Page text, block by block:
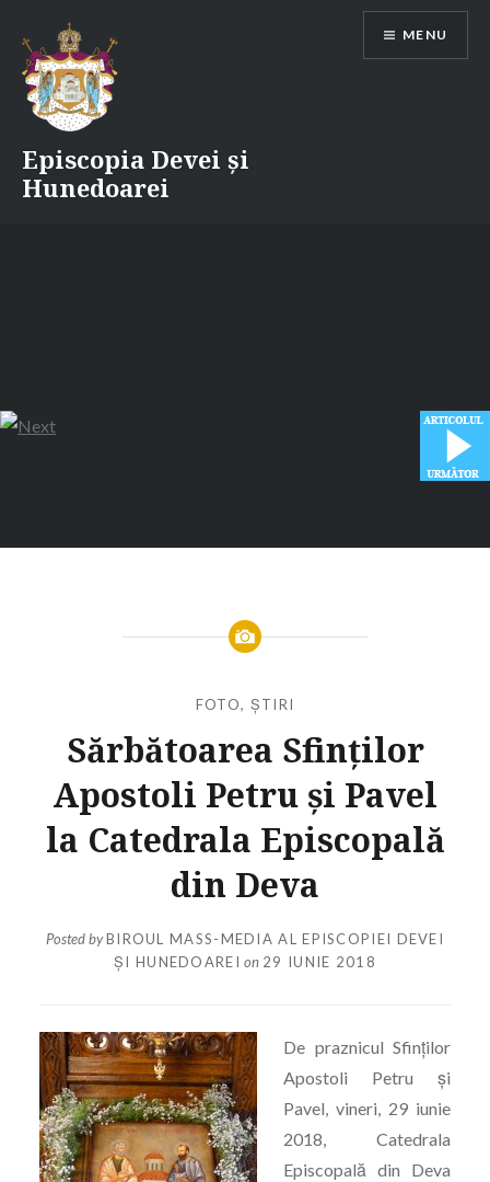
content
Episcopia Devei și
Hunedoarei
MENU
FOTO, ȘTIRI
Sărbătoarea Sfinților
Apostoli Petru și Pavel
la Catedrala Episcopală
din Deva
Posted byBIROUL MASS-MEDIA AL EPISCOPIEI DEVEI
ȘI HUNEDOAREI on 29 IUNIE 2018
De praznicul Sfinților
Apostoli Petru și
Pavel, vineri, 29 iunie
2018, Catedrala
Episcopală din Deva